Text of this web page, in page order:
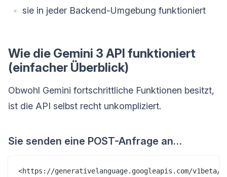
sie in jeder Backend-Umgebung funktioniert
Wie die Gemini 3 API funktioniert
(einfacher Überblick)
Obwohl Gemini fortschrittliche Funktionen besitzt,
ist die API selbst recht unkompliziert.
Sie senden eine POST-Anfrage an…
<https://generativelanguage.googleapis.com/v1beta/